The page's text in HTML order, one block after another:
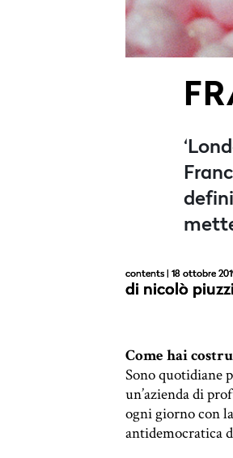
contents | 18 ottobre
di nicolò piuzzi
Come hai
Sono quotidiane
un’azienda di
ogni giorno con
antidemocratica